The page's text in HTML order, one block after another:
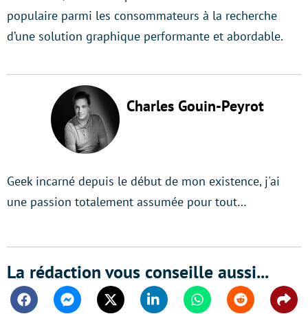
populaire parmi les consommateurs à la recherche
d’une solution graphique performante et abordable.
Charles Gouin-Peyrot
Geek incarné depuis le début de mon existence, j'ai
une passion totalement assumée pour tout…
La rédaction vous conseille aussi...
FacebookMessengerTwitter Linkedin WhatsappReddit